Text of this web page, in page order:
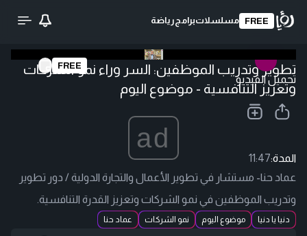
FREE مسلسلاتبرامج رياضة
تحميل الفيديو
FREE
تطوير وتدريب الموظفين: السر وراء نمو الشركات
وتعزيز التنافسية - موضوع اليوم
ad
المدة:11:47
عماد حنا- مستشار في تطوير الأعمال والتجارة الدولية / دور تطوير
وتدريب الموظفين في نمو الشركات وتعزيز القدرة التنافسية.
دنيا يا دنيا موضوع اليوم نمو الشركات عماد حنا